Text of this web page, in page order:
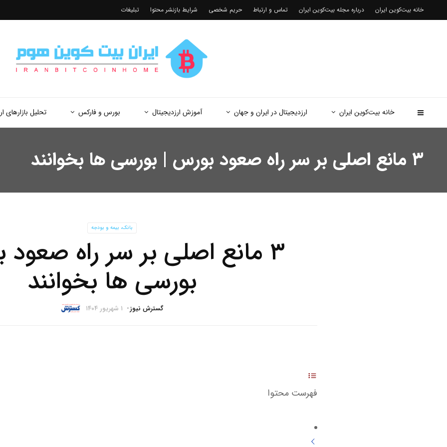
خانه بیت‌کوین ایران ارزدیجیتال در ایران و جهان آموزش ارزدیجیتال بورس و فارکس تحلیل بازارهای
خانه بیت‌کوین ایران درباره مجله بیت‌کوین ایران تماس و ارتباط حریم شخصی شرایط بازنشر محتوا تبلیغات
۳ مانع اصلی بر سر راه صعود بورس | بورسی ها بخوانند
بانک، بیمه و بودجه
۳ مانع اصلی بر سر راه
بورسی ها بخوانند
گسترش نیوز ۱ شهریور ۱۴۰۴
فهرست محتوا